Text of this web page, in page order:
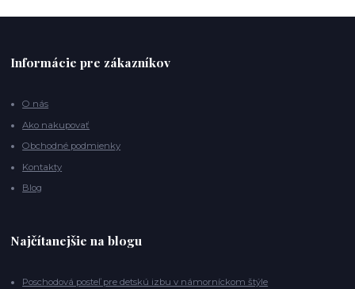
Informácie pre zákazníkov
O nás
Ako nakupovať
Obchodné podmienky
Kontakty
Blog
Najčítanejšie na blogu
Poschodová posteľ pre detskú izbu v námorníckom štýle